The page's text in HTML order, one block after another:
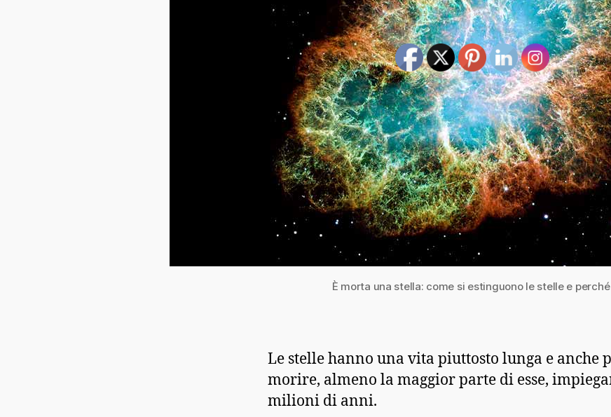
È morta una stella: come si estinguono le stelle e perché
Le stelle hanno una vita piuttosto lunga e anche
morire, almeno la maggior parte di esse,
milioni di anni.